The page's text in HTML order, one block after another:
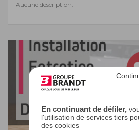
En continuant de défiler,
l'utilisation de services tiers
des cookies
Aucune description.